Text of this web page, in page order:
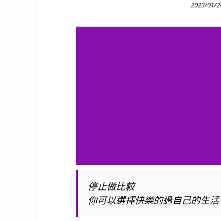
Posted
2023/01/
停止做比較
你可以選擇快樂的過自己的生活